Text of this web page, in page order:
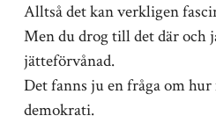
Alltså det kan verkligen
Men du drog till det där och
jätteförvånad.
Det fanns ju en fråga om hur
demokrati.